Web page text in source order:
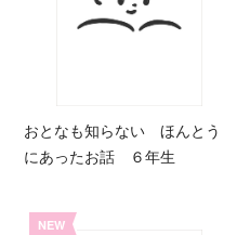
おとなも知らない ほんとう
にあったお話 ６年生
NEW